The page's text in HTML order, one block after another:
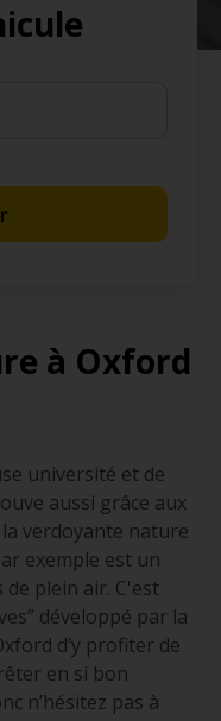
à Oxford
université et de
aussi grâce aux
verdoyante nature
exemple est un
plein air. C'est
développé par la
d’y profiter de
en si bon
n’hésitez pas à